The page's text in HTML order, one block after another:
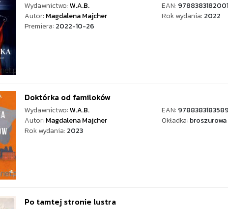
Wydawnictwo:W.A.B. EAN: 9788383182001
Autor: Magdalena Majcher Rok wydania: 2022
Premiera: 2022-10-26
Doktórka od familoków
Wydawnictwo:W.A.B. EAN: 9788383183589
Autor: Magdalena Majcher Okładka: broszurowa
Rok wydania: 2023
Po tamtej stronie lustra